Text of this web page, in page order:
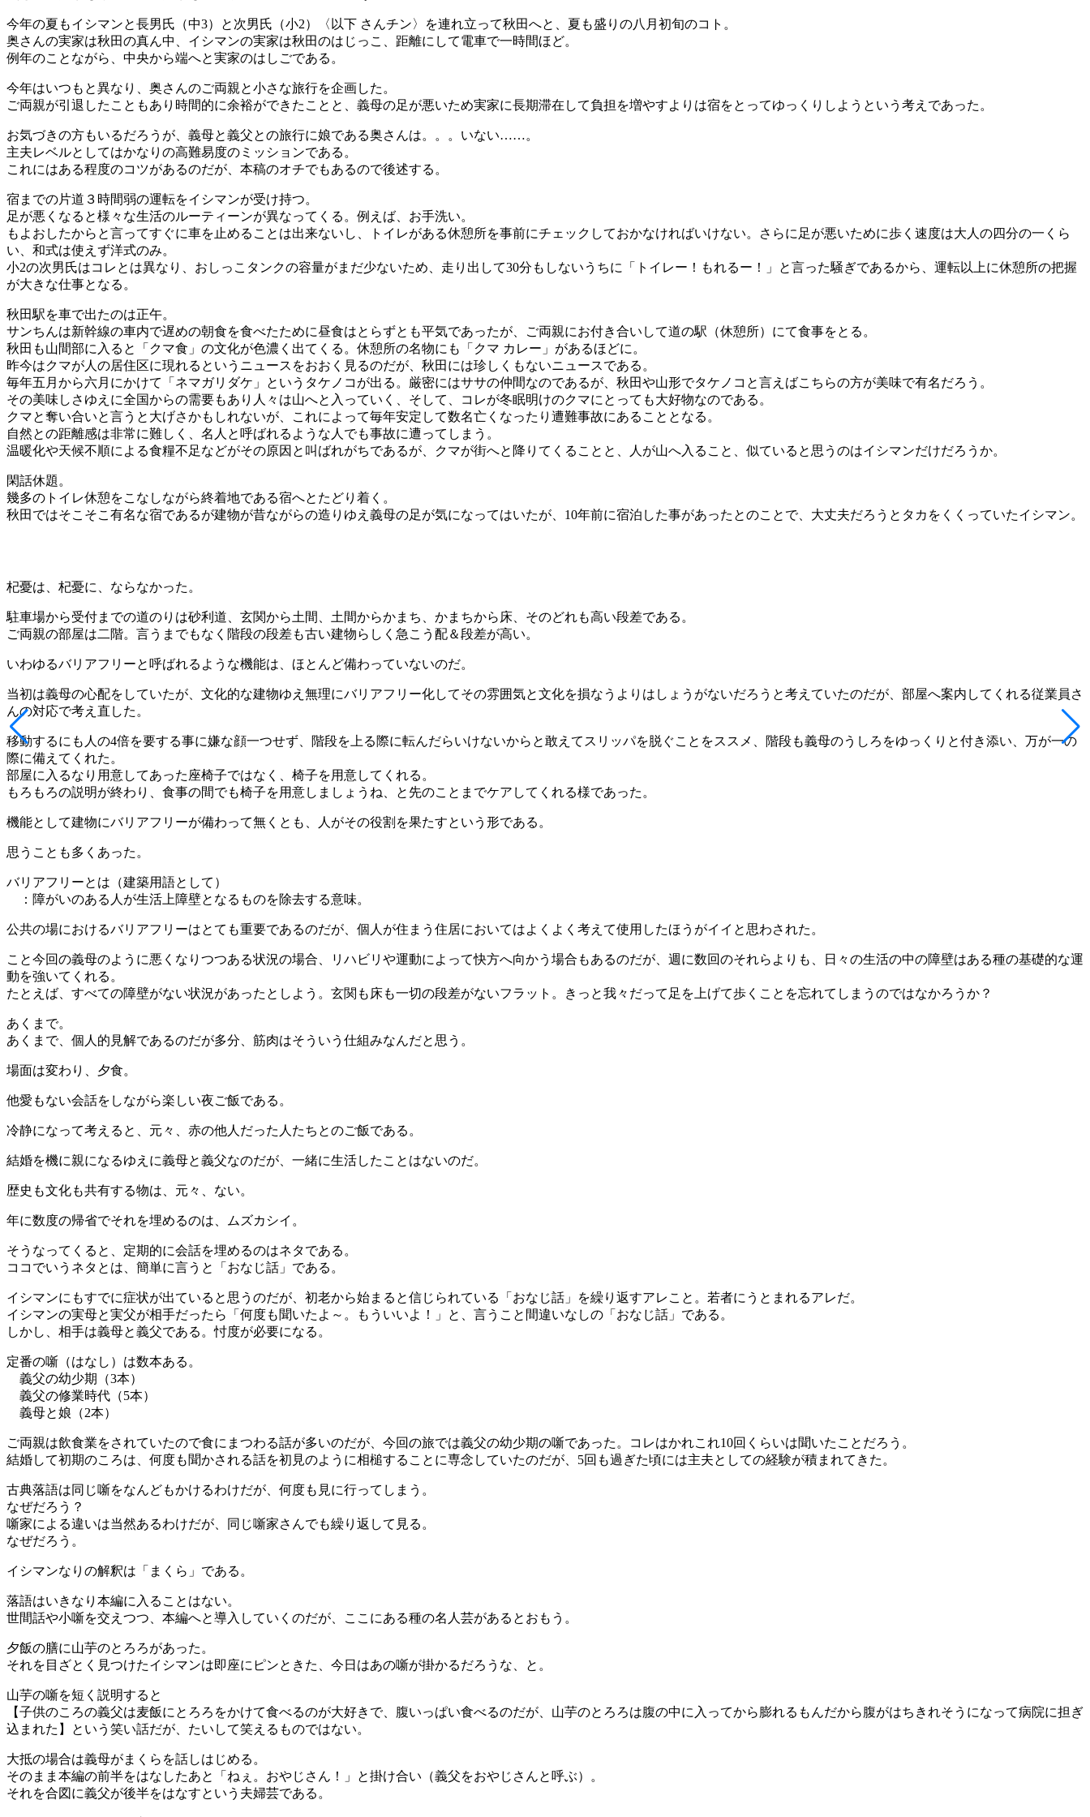
今年の夏もイシマンと長男氏（中3）と次男氏（小2）〈以下 さんチン〉を連れ立って秋田へと、夏も盛りの八月初旬のコト。
奥さんの実家は秋田の真ん中、イシマンの実家は秋田のはじっこ、距離にして電車で一時間ほど。
例年のことながら、中央から端へと実家のはしごである。
今年はいつもと異なり、奥さんのご両親と小さな旅行を企画した。
ご両親が引退したこともあり時間的に余裕ができたことと、義母の足が悪いため実家に長期滞在して負担を増やすよりは宿をとってゆっくりしようという考えであった。
お気づきの方もいるだろうが、義母と義父との旅行に娘である奥さんは。。。いない……。
主夫レベルとしてはかなりの高難易度のミッションである。
これにはある程度のコツがあるのだが、本稿のオチでもあるので後述する。
宿までの片道３時間弱の運転をイシマンが受け持つ。
足が悪くなると様々な生活のルーティーンが異なってくる。例えば、お手洗い。
もよおしたからと言ってすぐに車を止めることは出来ないし、トイレがある休憩所を事前にチェックしておかなければいけない。さらに足が悪いために歩く速度は大人の四分の一くら
い、和式は使えず洋式のみ。
小2の次男氏はコレとは異なり、おしっこタンクの容量がまだ少ないため、走り出して30分もしないうちに「トイレー！もれるー！」と言った騒ぎであるから、運転以上に休憩所の把握
が大きな仕事となる。
秋田駅を車で出たのは正午。
サンちんは新幹線の車内で遅めの朝食を食べたために昼食はとらずとも平気であったが、ご両親にお付き合いして道の駅（休憩所）にて食事をとる。
秋田も山間部に入ると「クマ食」の文化が色濃く出てくる。休憩所の名物にも「クマ カレー」があるほどに。
昨今はクマが人の居住区に現れるというニュースをおおく見るのだが、秋田には珍しくもないニュースである。
毎年五月から六月にかけて「ネマガリダケ」というタケノコが出る。厳密にはササの仲間なのであるが、秋田や山形でタケノコと言えばこちらの方が美味で有名だろう。
その美味しさゆえに全国からの需要もあり人々は山へと入っていく、そして、コレが冬眠明けのクマにとっても大好物なのである。
クマと奪い合いと言うと大げさかもしれないが、これによって毎年安定して数名亡くなったり遭難事故にあることとなる。
自然との距離感は非常に難しく、名人と呼ばれるような人でも事故に遭ってしまう。
温暖化や天候不順による食糧不足などがその原因と叫ばれがちであるが、クマが街へと降りてくることと、人が山へ入ること、似ていると思うのはイシマンだけだろうか。
閑話休題。
幾多のトイレ休憩をこなしながら終着地である宿へとたどり着く。
秋田ではそこそこ有名な宿であるが建物が昔ながらの造りゆえ義母の足が気になってはいたが、10年前に宿泊した事があったとのことで、大丈夫だろうとタカをくくっていたイシマン。
杞憂は、杞憂に、ならなかった。
駐車場から受付までの道のりは砂利道、玄関から土間、土間からかまち、かまちから床、そのどれも高い段差である。
ご両親の部屋は二階。言うまでもなく階段の段差も古い建物らしく急こう配＆段差が高い。
いわゆるバリアフリーと呼ばれるような機能は、ほとんど備わっていないのだ。
当初は義母の心配をしていたが、文化的な建物ゆえ無理にバリアフリー化してその雰囲気と文化を損なうよりはしょうがないだろうと考えていたのだが、部屋へ案内してくれる従業員さ
んの対応で考え直した。
移動するにも人の4倍を要する事に嫌な顔一つせず、階段を上る際に転んだらいけないからと敢えてスリッパを脱ぐことをススメ、階段も義母のうしろをゆっくりと付き添い、万が一の
際に備えてくれた。
部屋に入るなり用意してあった座椅子ではなく、椅子を用意してくれる。
もろもろの説明が終わり、食事の間でも椅子を用意しましょうね、と先のことまでケアしてくれる様であった。
機能として建物にバリアフリーが備わって無くとも、人がその役割を果たすという形である。
思うことも多くあった。
バリアフリーとは（建築用語として）
：障がいのある人が生活上障壁となるものを除去する意味。
公共の場におけるバリアフリーはとても重要であるのだが、個人が住まう住居においてはよくよく考えて使用したほうがイイと思わされた。
こと今回の義母のように悪くなりつつある状況の場合、リハビリや運動によって快方へ向かう場合もあるのだが、週に数回のそれらよりも、日々の生活の中の障壁はある種の基礎的な運
動を強いてくれる。
たとえば、すべての障壁がない状況があったとしよう。玄関も床も一切の段差がないフラット。きっと我々だって足を上げて歩くことを忘れてしまうのではなかろうか？
あくまで。
あくまで、個人的見解であるのだが多分、筋肉はそういう仕組みなんだと思う。
場面は変わり、夕食。
他愛もない会話をしながら楽しい夜ご飯である。
冷静になって考えると、元々、赤の他人だった人たちとのご飯である。
結婚を機に親になるゆえに義母と義父なのだが、一緒に生活したことはないのだ。
歴史も文化も共有する物は、元々、ない。
年に数度の帰省でそれを埋めるのは、ムズカシイ。
そうなってくると、定期的に会話を埋めるのはネタである。
ココでいうネタとは、簡単に言うと「おなじ話」である。
イシマンにもすでに症状が出ていると思うのだが、初老から始まると信じられている「おなじ話」を繰り返すアレこと。若者にうとまれるアレだ。
イシマンの実母と実父が相手だったら「何度も聞いたよ～。もういいよ！」と、言うこと間違いなしの「おなじ話」である。
しかし、相手は義母と義父である。忖度が必要になる。
定番の噺（はなし）は数本ある。
義父の幼少期（3本）
義父の修業時代（5本）
義母と娘（2本）
ご両親は飲食業をされていたので食にまつわる話が多いのだが、今回の旅では義父の幼少期の噺であった。コレはかれこれ10回くらいは聞いたことだろう。
結婚して初期のころは、何度も聞かされる話を初見のように相槌することに専念していたのだが、5回も過ぎた頃には主夫としての経験が積まれてきた。
古典落語は同じ噺をなんどもかけるわけだが、何度も見に行ってしまう。
なぜだろう？
噺家による違いは当然あるわけだが、同じ噺家さんでも繰り返して見る。
なぜだろう。
イシマンなりの解釈は「まくら」である。
落語はいきなり本編に入ることはない。
世間話や小噺を交えつつ、本編へと導入していくのだが、ここにある種の名人芸があるとおもう。
夕飯の膳に山芋のとろろがあった。
それを目ざとく見つけたイシマンは即座にピンときた、今日はあの噺が掛かるだろうな、と。
山芋の噺を短く説明すると
【子供のころの義父は麦飯にとろろをかけて食べるのが大好きで、腹いっぱい食べるのだが、山芋のとろろは腹の中に入ってから膨れるもんだから腹がはちきれそうになって病院に担ぎ
込まれた】という笑い話だが、たいして笑えるものではない。
大抵の場合は義母がまくらを話しはじめる。
そのまま本編の前半をはなしたあと「ねぇ。おやじさん！」と掛け合い（義父をおやじさんと呼ぶ）。
それを合図に義父が後半をはなすという夫婦芸である。